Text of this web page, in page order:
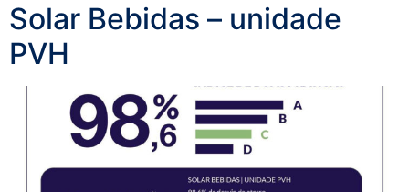
Solar Bebidas – unidade
PVH